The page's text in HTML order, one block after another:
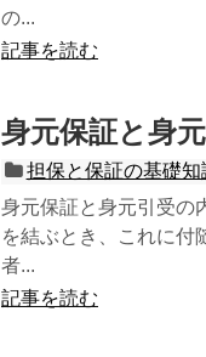
の...
記事を読む
身元保証と身
担保と保証の基礎知
身元保証と身元引受の
を結ぶとき、これに付
者...
記事を読む